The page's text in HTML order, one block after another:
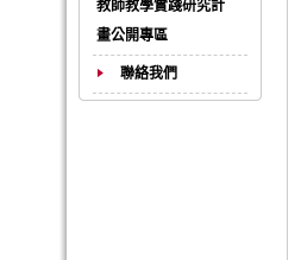
教師教學實踐研究計
畫公開專區
聯絡我們